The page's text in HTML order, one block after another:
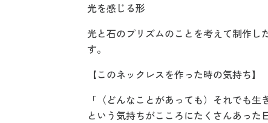
光を感じる形
光と石のプリズムのことを考えて制作し
す。
【このネックレスを作った時の気持ち】
「（どんなことがあっても）それでも生
という気持ちがこころにたくさんあった日